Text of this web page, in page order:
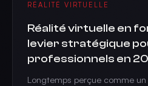
RÉALITÉ VIRTUELLE
Réalité virtuelle en
levier stratégique
professionnels en
Longtemps perçue comme